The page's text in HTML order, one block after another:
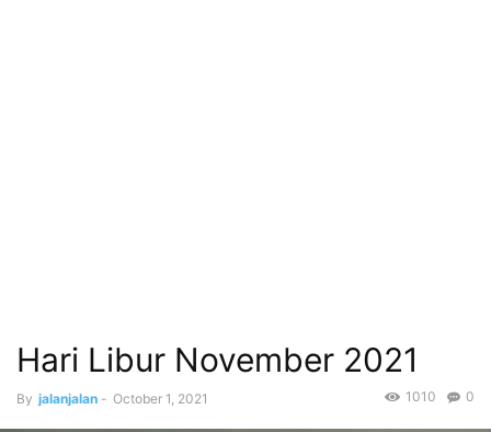
Hari Libur November 2021
By jalanjalan - October 1, 2021 0
1010